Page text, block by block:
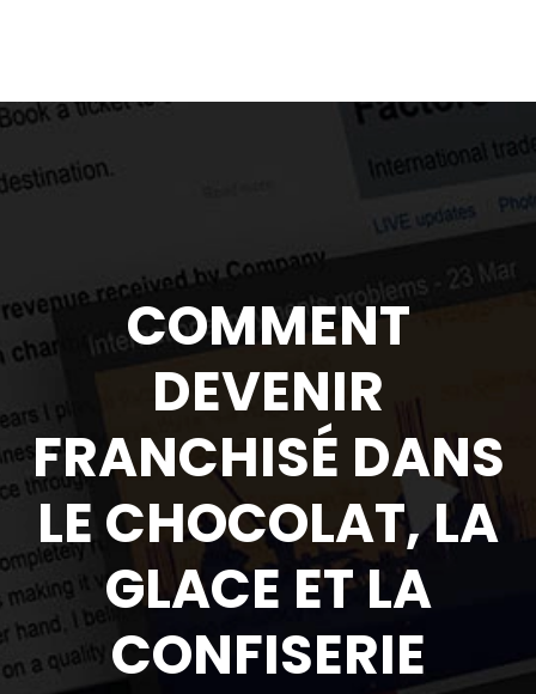
COMMENT
DEVENIR
FRANCHISÉ DANS
LE CHOCOLAT, LA
GLACE ET LA
CONFISERIE